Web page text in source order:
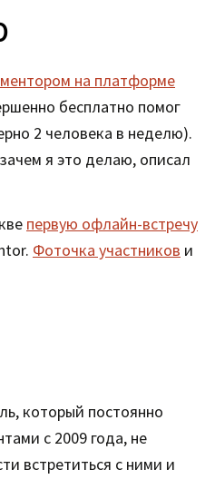
ментором на платформе
бесплатно помог
2 человека в неделю).
я это делаю, описал
первую офлайн-встречу
Фоточка участников и
который постоянно
с 2009 года, не
встретиться с ними и